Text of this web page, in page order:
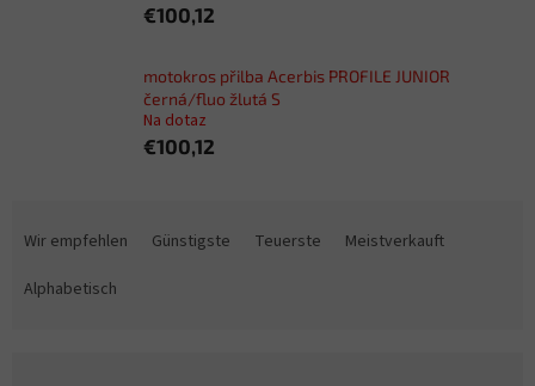
€100,12
motokros přilba Acerbis PROFILE JUNIOR
černá/fluo žlutá S
Na dotaz
€100,12
Wir empfehlen Günstigste Teuerste
Meistverkauft
Alphabetisch